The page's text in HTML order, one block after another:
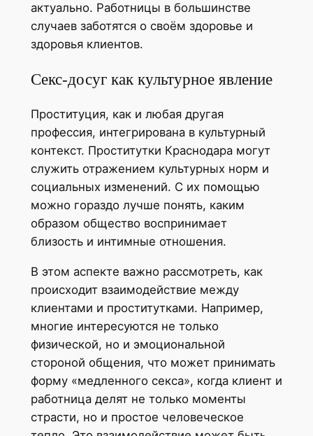
актуально. Работницы в большинстве
случаев заботятся о своём здоровье и
здоровья клиентов.
Секс-досуг как культурное явление
Проституция, как и любая другая
профессия, интегрирована в культурный
контекст. Проститутки Краснодара могут
служить отражением культурных норм и
социальных изменений. С их помощью
можно гораздо лучше понять, каким
образом общество воспринимает
близость и интимные отношения.
В этом аспекте важно рассмотреть, как
происходит взаимодействие между
клиентами и проститутками. Например,
многие интересуются не только
физической, но и эмоциональной
стороной общения, что может принимать
форму «медленного секса», когда клиент и
работница делят не только моменты
страсти, но и простое человеческое